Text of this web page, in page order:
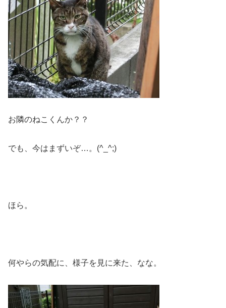
お隣のねこくんか？？
でも、今はまずいぞ…。(^_^;)
ほら。
何やらの気配に、様子を見に来た、なな。